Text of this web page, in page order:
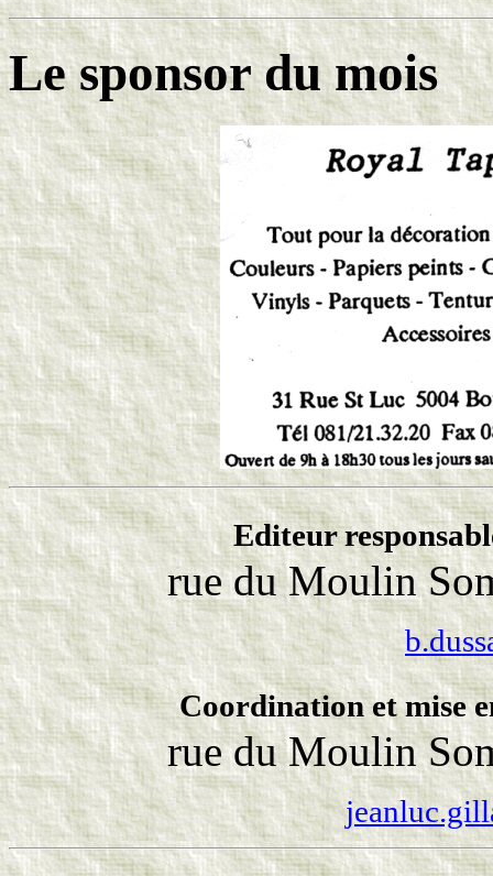
Le sponsor du mois
Editeur
rue du Moulin
Coordination et mise
rue du Moulin